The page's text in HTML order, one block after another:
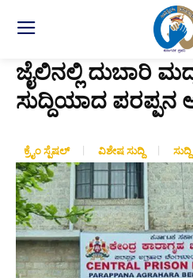
ಜೈಲಿನಲ್ಲಿ ದುಬಾರಿ
ಸುದ್ದಿಯಾದ ಪರಪ್ಪನ
ಕ್ರೈಂ ಸ್ಪೆಷಲ್ ವಿಶೇಷ ಸುದ್ದಿ ಸುದ್ದಿ